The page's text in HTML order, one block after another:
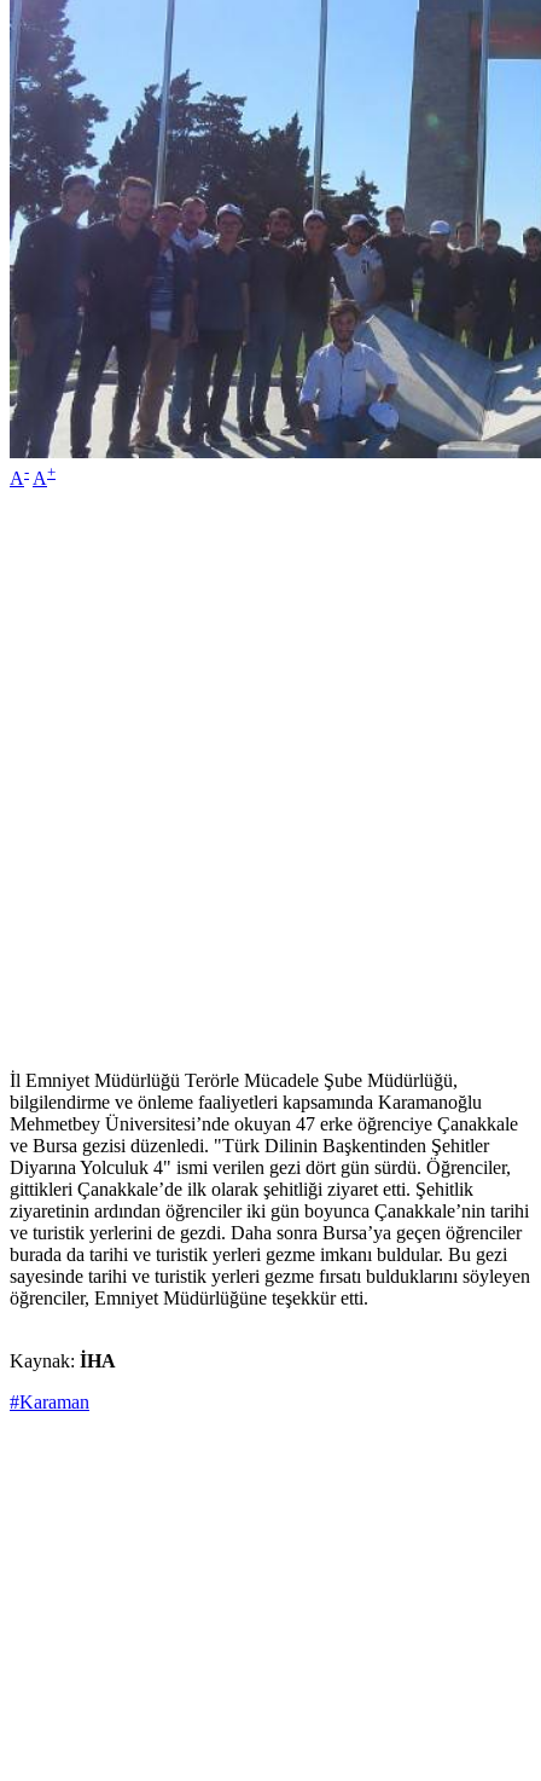
A- A+
İl Emniyet Müdürlüğü Terörle Mücadele Şube Müdürlüğü,
bilgilendirme ve önleme faaliyetleri kapsamında Karamanoğlu
Mehmetbey Üniversitesi’nde okuyan 47 erke öğrenciye Çanakkale
ve Bursa gezisi düzenledi. "Türk Dilinin Başkentinden Şehitler
Diyarına Yolculuk 4" ismi verilen gezi dört gün sürdü. Öğrenciler,
gittikleri Çanakkale’de ilk olarak şehitliği ziyaret etti. Şehitlik
ziyaretinin ardından öğrenciler iki gün boyunca Çanakkale’nin tarihi
ve turistik yerlerini de gezdi. Daha sonra Bursa’ya geçen öğrenciler
burada da tarihi ve turistik yerleri gezme imkanı buldular. Bu gezi
sayesinde tarihi ve turistik yerleri gezme fırsatı bulduklarını söyleyen
öğrenciler, Emniyet Müdürlüğüne teşekkür etti.
Kaynak: İHA
#Karaman